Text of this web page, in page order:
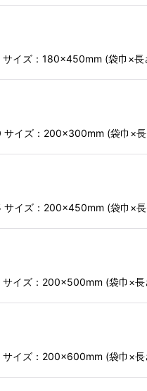
イズ：180×450mm (袋巾×
イズ：200×300mm (袋巾×
イズ：200×450mm (袋巾×
イズ：200×500mm (袋巾×
イズ：200×600mm (袋巾×